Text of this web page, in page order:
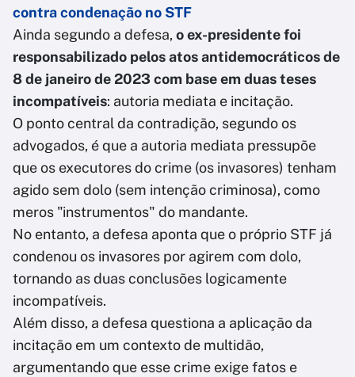
contra condenação no STF
Ainda segundo a defesa, o ex-presidente foi
responsabilizado pelos atos antidemocráticos de
8 de janeiro de 2023 com base em duas teses
incompatíveis: autoria mediata e incitação.
O ponto central da contradição, segundo os
advogados, é que a autoria mediata pressupõe
que os executores do crime (os invasores) tenham
agido sem dolo (sem intenção criminosa), como
meros "instrumentos" do mandante.
No entanto, a defesa aponta que o próprio STF já
condenou os invasores por agirem com dolo,
tornando as duas conclusões logicamente
incompatíveis.
Além disso, a defesa questiona a aplicação da
incitação em um contexto de multidão,
argumentando que esse crime exige fatos e